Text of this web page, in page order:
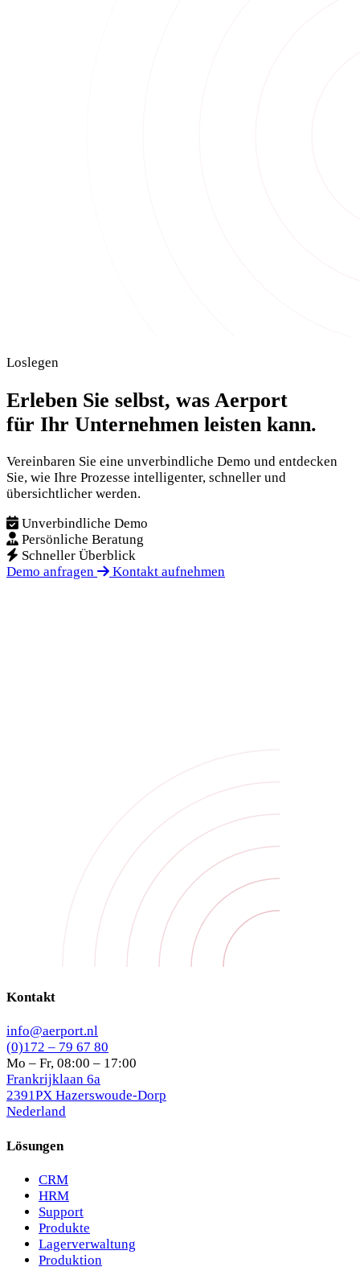
Loslegen
Erleben Sie selbst, was Aerport
für Ihr Unternehmen leisten kann.
Vereinbaren Sie eine unverbindliche Demo und entdecken
Sie, wie Ihre Prozesse intelligenter, schneller und
übersichtlicher werden.
Unverbindliche Demo
Persönliche Beratung
Schneller Überblick
Demo anfragen
Kontakt aufnehmen
Kontakt
info@aerport.nl
(0)172 – 79 67 80
Mo – Fr, 08:00 – 17:00
Frankrijklaan 6a
2391PX Hazerswoude-Dorp
Nederland
Lösungen
CRM
HRM
Support
Produkte
Lagerverwaltung
Produktion